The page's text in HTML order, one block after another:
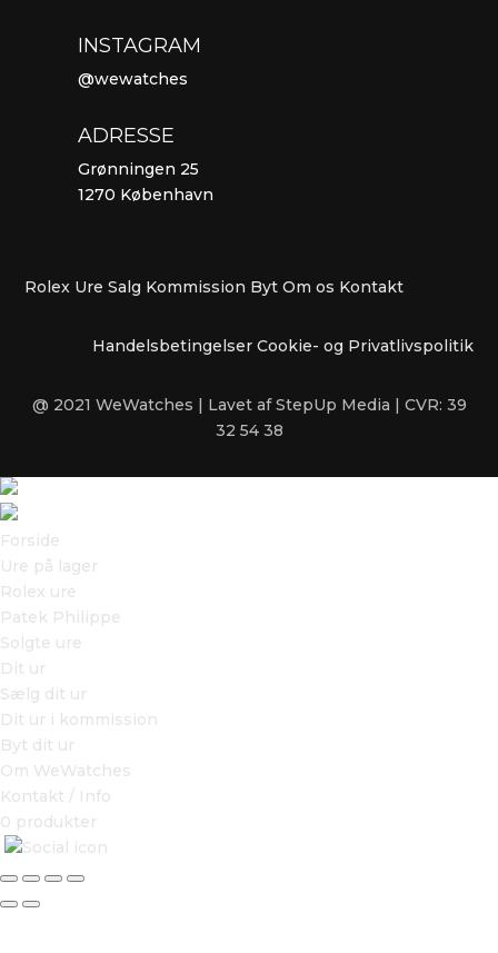
INSTAGRAM
@wewatches
ADRESSE
Grønningen 25
1270 København
Rolex Ure Salg Kommission Byt Om os Kontakt
Handelsbetingelser Cookie- og Privatlivspolitik
@ 2021 WeWatches | Lavet af StepUp Media | CVR: 39
32 54 38
Forside
Ure på lager
Rolex ure
Patek Philippe
Solgte ure
Dit ur
Sælg dit ur
Dit ur i kommission
Byt dit ur
Om WeWatches
Kontakt / Info
0 produkter